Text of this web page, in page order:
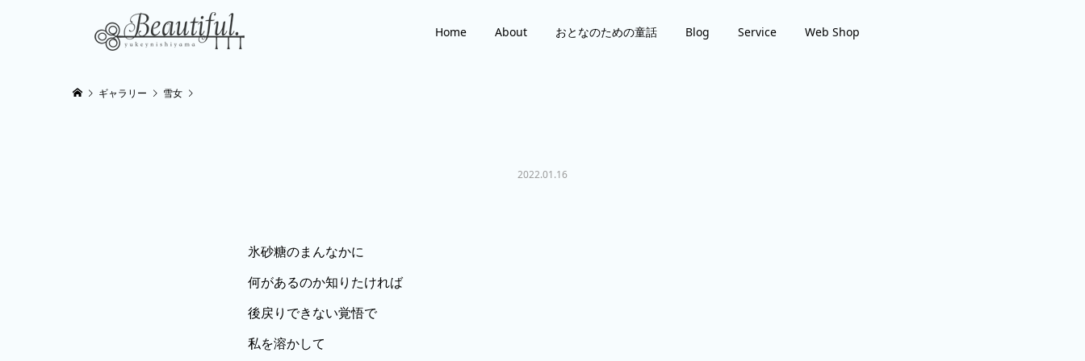
Home About おとなのための童話 Blog Service Web Shop
ギャラリー 雪女
2022.01.16
氷砂糖のまんなかに
何があるのか知りたければ
後戻りできない覚悟で
私を溶かして